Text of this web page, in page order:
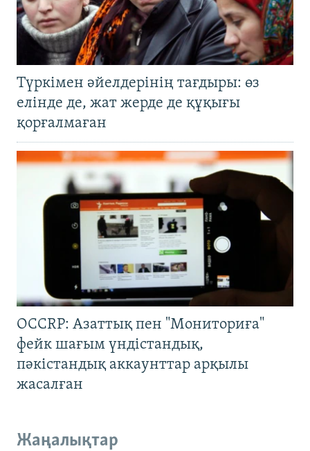
Түркімен әйелдерінің тағдыры: өз
елінде де, жат жерде де құқығы
қорғалмаған
OCCRP: Азаттық пен "Мониториға"
фейк шағым үндістандық,
пәкістандық аккаунттар арқылы
жасалған
Жаңалықтар